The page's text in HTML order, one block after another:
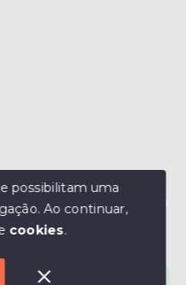
para te ajudar.
TAUBATÉ -
possibilitam uma
Ao continuar,
cookies.